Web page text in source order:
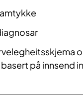
på innsend